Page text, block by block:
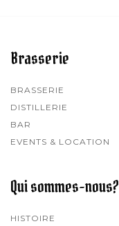
Brasserie
BRASSERIE
DISTILLERIE
BAR
EVENTS & LOCATION
Qui sommes-nous?
HISTOIRE